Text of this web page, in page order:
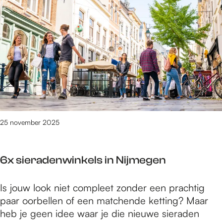
j
m
e
g
e
n
s
p
e
l
g
o
e
d
w
n
k
l
s
x
d
e
l
e
u
k
s
t
e
e
l
g
o
6x sieradenwinkels in Nijmegen
25 november 2025
6
x
s
Is jouw look niet compleet zonder een prachtig
paar oorbellen of een matchende ketting? Maar
heb je geen idee waar je die nieuwe sieraden